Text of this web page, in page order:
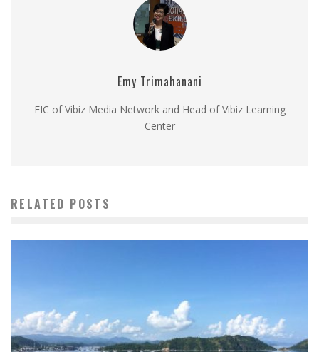
Emy Trimahanani
EIC of Vibiz Media Network and Head of Vibiz Learning
Center
RELATED POSTS